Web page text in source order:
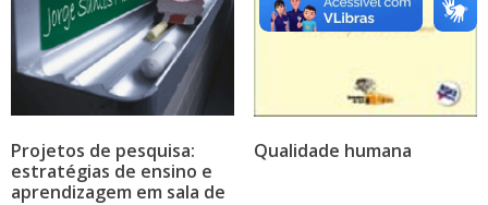
Projetos de pesquisa:
estratégias de ensino e
aprendizagem em sala de
Qualidade humana